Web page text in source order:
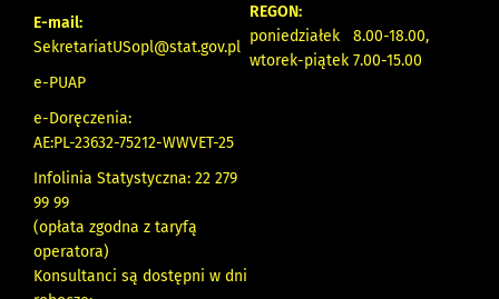
E-mail:
SekretariatUSopl@stat.gov.pl
e-PUAP
e-Doręczenia:
AE:PL-23632-75212-WWVET-25
Infolinia Statystyczna: 22 279
99 99
(opłata zgodna z taryfą
operatora)
Konsultanci są dostępni w dni
REGON:
poniedziałek 8.00-18.00,
wtorek-piątek 7.00-15.00